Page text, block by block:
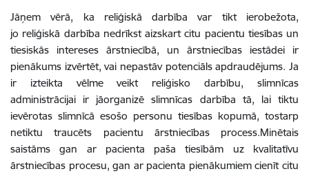
Jāņem vērā, ka reliģiskā darbība var tikt ierobežota,
jo reliģiskā darbība nedrīkst aizskart citu pacientu tiesības un
tiesiskās intereses ārstniecībā, un ārstniecības iestādei ir
pienākums izvērtēt, vai nepastāv potenciāls apdraudējums. Ja
ir izteikta vēlme veikt reliģisko darbību, slimnīcas
administrācijai ir jāorganizē slimnīcas darbība tā, lai tiktu
ievērotas slimnīcā esošo personu tiesības kopumā, tostarp
netiktu traucēts pacientu ārstniecības process.Minētais
saistāms gan ar pacienta paša tiesībām uz kvalitatīvu
ārstniecības procesu, gan ar pacienta pienākumiem cienīt citu